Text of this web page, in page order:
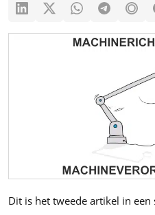
Dit is het tweede artikel in